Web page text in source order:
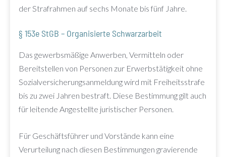
der Strafrahmen auf sechs Monate bis fünf Jahre.
§ 153e StGB – Organisierte Schwarzarbeit
Das gewerbsmäßige Anwerben, Vermitteln oder
Bereitstellen von Personen zur Erwerbstätigkeit ohne
Sozialversicherungsanmeldung wird mit Freiheitsstrafe
bis zu zwei Jahren bestraft. Diese Bestimmung gilt auch
für leitende Angestellte juristischer Personen.
Für Geschäftsführer und Vorstände kann eine
Verurteilung nach diesen Bestimmungen gravierende